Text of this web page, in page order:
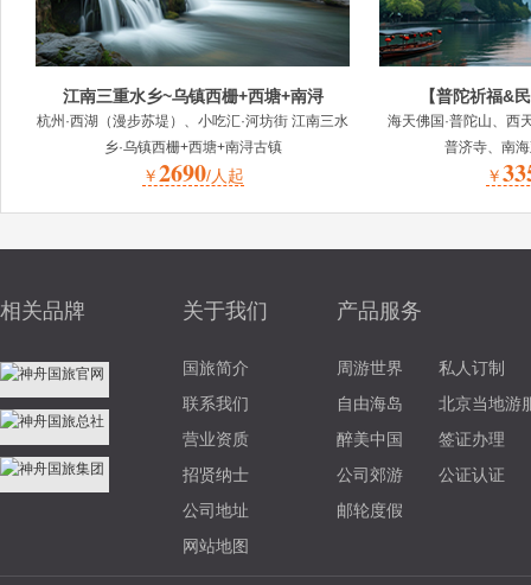
江南三重水乡~乌镇西栅+西塘+南浔
杭州·西湖（漫步苏堤）、小吃汇·河坊街 江南三水
乡·乌镇西栅+西塘+南浔古镇
￥2690/人起
【普陀祈福&
海天佛国·普陀山、西
普济寺、南
￥
相关品牌 关于我们
国旅简介
联系我们
营业资质
招贤纳士
公司地址
网站地图
产品服务
周游世界
私人订制
自由海岛
北京当地游
醉美中国
签证办理
公司郊游
公证认证
邮轮度假